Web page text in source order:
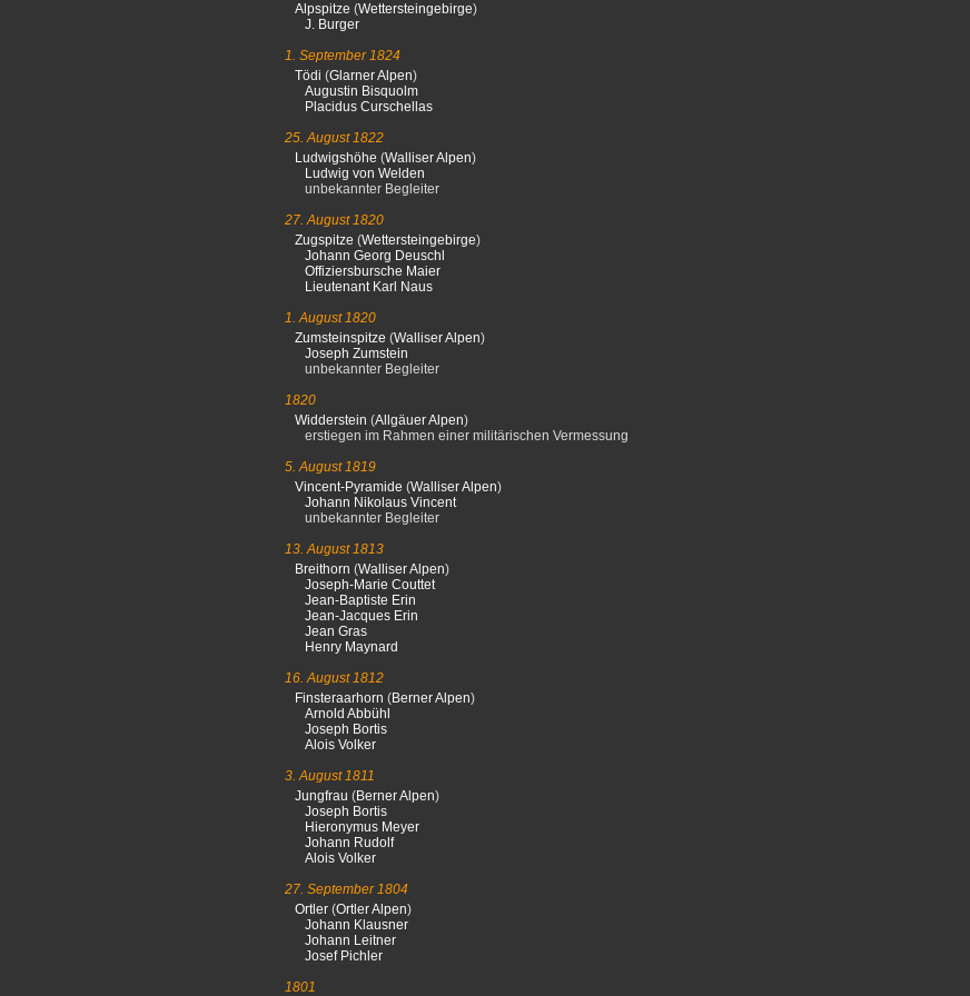
Alpspitze (Wettersteingebirge)
J. Burger
1. September 1824
Tödi (Glarner Alpen)
Augustin Bisquolm
Placidus Curschellas
25. August 1822
Ludwigshöhe (Walliser Alpen)
Ludwig von Welden
unbekannter Begleiter
27. August 1820
Zugspitze (Wettersteingebirge)
Johann Georg Deuschl
Offiziersbursche Maier
Lieutenant Karl Naus
1. August 1820
Zumsteinspitze (Walliser Alpen)
Joseph Zumstein
unbekannter Begleiter
1820
Widderstein (Allgäuer Alpen)
erstiegen im Rahmen einer militärischen Vermessung
5. August 1819
Vincent-Pyramide (Walliser Alpen)
Johann Nikolaus Vincent
unbekannter Begleiter
13. August 1813
Breithorn (Walliser Alpen)
Joseph-Marie Couttet
Jean-Baptiste Erin
Jean-Jacques Erin
Jean Gras
Henry Maynard
16. August 1812
Finsteraarhorn (Berner Alpen)
Arnold Abbühl
Joseph Bortis
Alois Volker
3. August 1811
Jungfrau (Berner Alpen)
Joseph Bortis
Hieronymus Meyer
Johann Rudolf
Alois Volker
27. September 1804
Ortler (Ortler Alpen)
Johann Klausner
Johann Leitner
Josef Pichler
1801